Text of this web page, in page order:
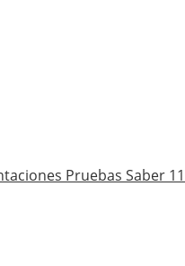
Pruebas Saber